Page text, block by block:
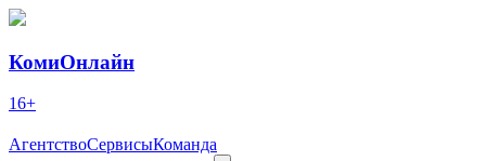
КомиОнлайн
16+
АгентствоСервисыКоманда